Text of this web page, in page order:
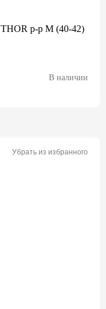
р-р М (40-42)
В наличии
Убрать из избранного